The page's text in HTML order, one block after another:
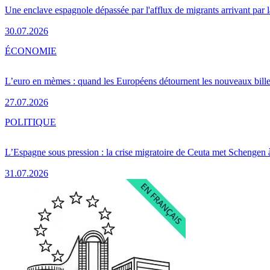
Une enclave espagnole dépassée par l'afflux de migrants arrivant par
30.07.2026
L’euro en mèmes : quand les Européens détournent les nouveaux
27.07.2026
ÉCONOMIE
L’Espagne sous pression : la crise migratoire de Ceuta met Schengen
31.07.2026
POLITIQUE